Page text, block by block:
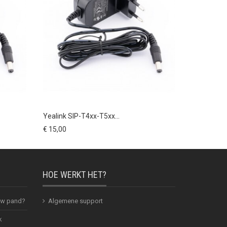
Yealink SIP-T4xx-T5xx...
€ 15,00
pand?
HOE WERKT HET?
Algemene support